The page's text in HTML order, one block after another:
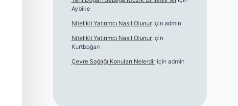
Aybike
Nitelikli Yatırımcı Nasıl Olunuriçin admin
Nitelikli Yatırımcı Nasıl Olunuriçin
Kurtboğan
Çevre Sağlığı Konuları Nelerdiriçin admin